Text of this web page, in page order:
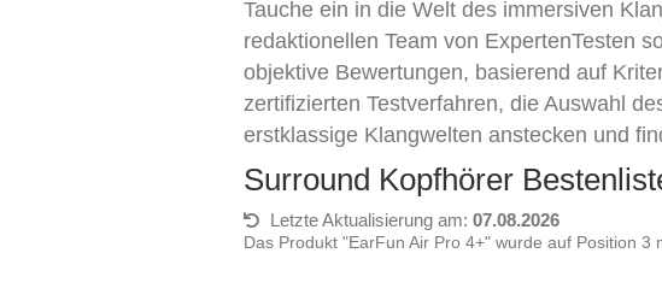
Tauche ein in die Welt des immersiven
redaktionellen Team von ExpertenTesten
objektive Bewertungen, basierend auf
zertifizierten Testverfahren, die Auswahl
erstklassige Klangwelten anstecken und
Surround Kopfhörer
Letzte Aktualisierung am: 07.08.2026
Das Produkt "EarFun Air Pro 4+" wurde auf Position